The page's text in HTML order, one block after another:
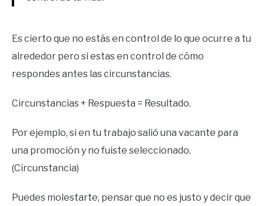
Es cierto que no estás en control de lo que ocurre a tu
alrededor pero si estas en control de cómo
respondes antes las circunstancias.
Circunstancias + Respuesta = Resultado.
Por ejemplo, si en tu trabajo salió una vacante para
una promoción y no fuiste seleccionado.
(Circunstancia)
Puedes molestarte, pensar que no es justo y decir que